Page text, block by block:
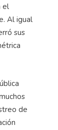
el
Al igual
sus
de